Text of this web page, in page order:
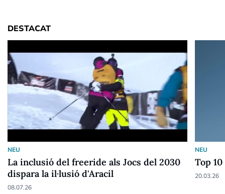
DESTACAT
NEU
La inclusió del freeride als Jocs del 2030
dispara la il·lusió d'Aracil
08.07.26
NEU
Top
20.03.26